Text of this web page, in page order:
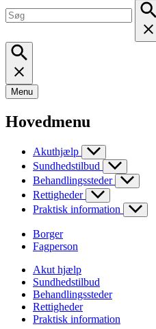
Menu
Hovedmenu
Akuthjælp
Sundhedstilbud
Behandlingssteder
Rettigheder
Praktisk information
Borger
Fagperson
Akut hjælp
Sundhedstilbud
Behandlingssteder
Rettigheder
Praktisk information